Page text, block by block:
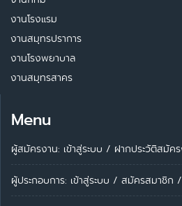
งานโรงแรม
งานสมุทรปราการ
งานโรงพยาบาล
งานสมุทรสาคร
Menu
ผู้สมัครงาน: เข้าสู่ระบบ / ฝากประวัติสมัค
ผู้ประกอบการ: เข้าสู่ระบบ / สมัครสมาชิก /